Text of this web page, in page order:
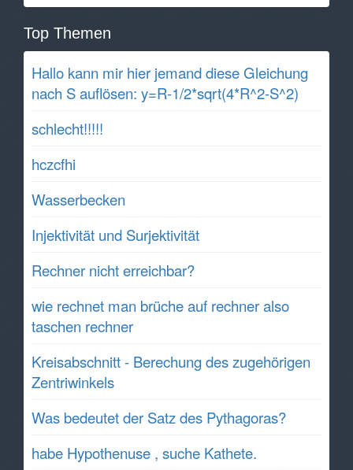
Top Themen
Hallo kann mir hier jemand diese Gleichung
nach S auflösen: y=R-1/2*sqrt(4*R^2-S^2)
schlecht!!!!!
hczcfhi
Wasserbecken
Injektivität und Surjektivität
Rechner nicht erreichbar?
wie rechnet man brüche auf rechner also
taschen rechner
Kreisabschnitt - Berechung des zugehörigen
Zentriwinkels
Was bedeutet der Satz des Pythagoras?
habe Hypothenuse , suche Kathete.